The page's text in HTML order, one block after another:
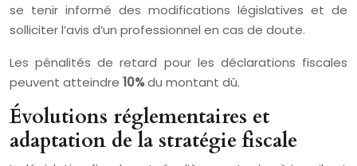
se tenir informé des modifications législatives et de
solliciter l’avis d’un professionnel en cas de doute.
Les pénalités de retard pour les déclarations fiscales
peuvent atteindre 10%du montant dû.
Évolutions réglementaires et
adaptation de la stratégie fiscale